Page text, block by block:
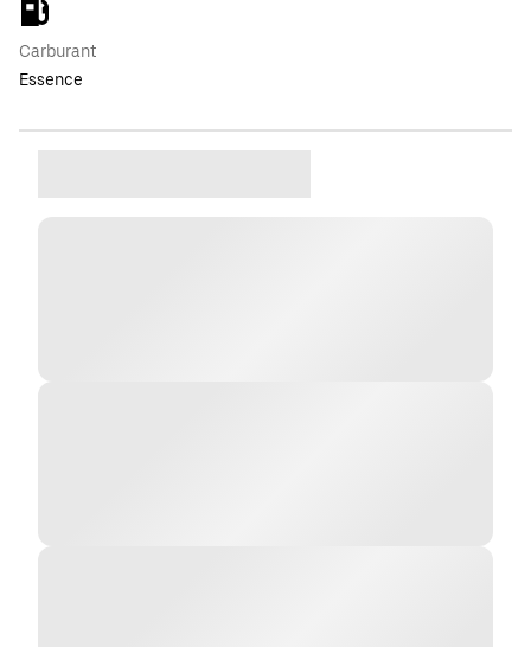
Carburant
Essence